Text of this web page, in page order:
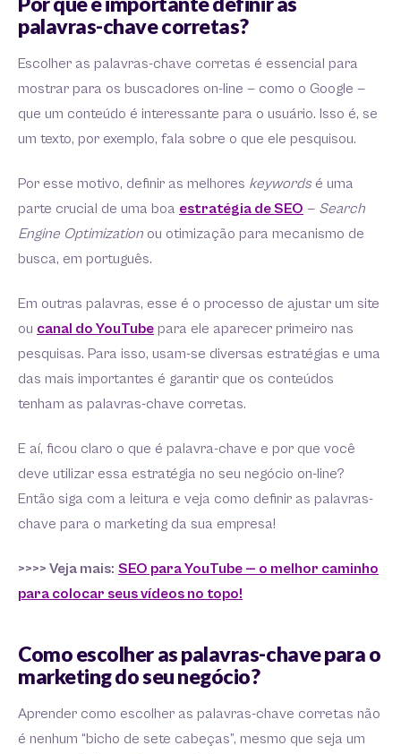
palavras-chave corretas?
Escolher as palavras-chave corretas é essencial para
mostrar para os buscadores on-line — como o Google —
que um conteúdo é interessante para o usuário. Isso é, se
um texto, por exemplo, fala sobre o que ele pesquisou.
Por esse motivo, definir as melhores keywords é uma
parte crucial de uma boa estratégia de SEO — Search
Engine Optimization ou otimização para mecanismo de
busca, em português.
Em outras palavras, esse é o processo de ajustar um site
ou canal do YouTube para ele aparecer primeiro nas
pesquisas. Para isso, usam-se diversas estratégias e uma
das mais importantes é garantir que os conteúdos
tenham as palavras-chave corretas.
E aí, ficou claro o que é palavra-chave e por que você
deve utilizar essa estratégia no seu negócio on-line?
Então siga com a leitura e veja como definir as palavras-
chave para o marketing da sua empresa!
>>>> Veja mais: SEO para YouTube — o melhor caminho
para colocar seus vídeos no topo!
Como escolher as palavras-chave para o
marketing do seu negócio?
Aprender como escolher as palavras-chave corretas não
é nenhum “bicho de sete cabeças”, mesmo que seja um